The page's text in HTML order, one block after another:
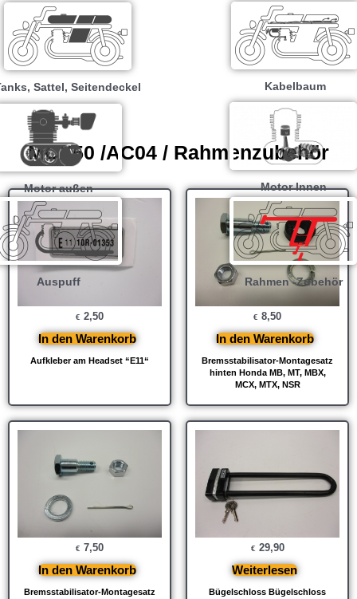
Sattel, Seitendeckel Kabelbaum
Motor außen Motor Innen
Auspuff Rahmen -Zubehör
MCX50 /AC04 / Rahmenzubehör
Aufkleber am Headset “E11“
€ 2,50
In den Warenkorb
Bremsstabilisator-Montagesatz
hinten Honda MB, MT, MBX,
MCX, MTX, NSR
€ 8,50
In den Warenkorb
Bremsstabilisator-Montagesatz
€ 7,50
In den Warenkorb
Bügelschloss Bügelschloss
€ 29,90
Weiterlesen